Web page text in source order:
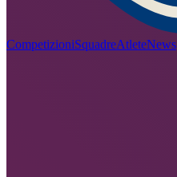
CompetizioniSquadreAtleteNews